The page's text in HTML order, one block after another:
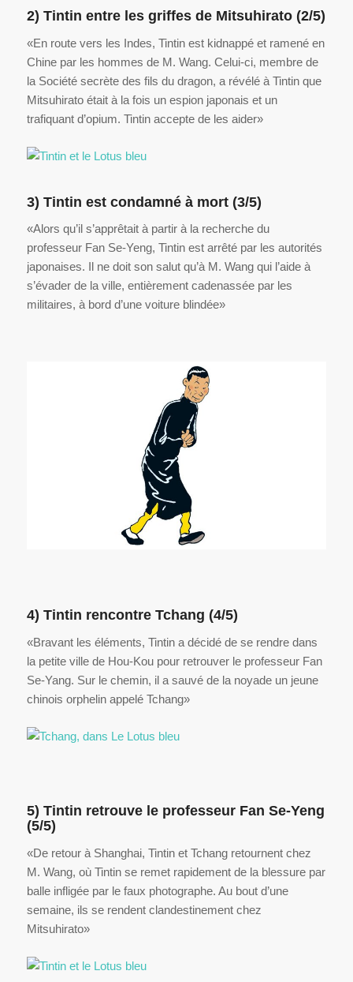
2) Tintin entre les griffes de Mitsuhirato (2/5)
«En route vers les Indes, Tintin est kidnappé et ramené en
Chine par les hommes de M. Wang. Celui-ci, membre de
la Société secrète des fils du dragon, a révélé à Tintin que
Mitsuhirato était à la fois un espion japonais et un
trafiquant d’opium. Tintin accepte de les aider»
3) Tintin est condamné à mort (3/5)
«Alors qu’il s’apprêtait à partir à la recherche du
professeur Fan Se-Yeng, Tintin est arrêté par les autorités
japonaises. Il ne doit son salut qu’à M. Wang qui l’aide à
s’évader de la ville, entièrement cadenassée par les
militaires, à bord d’une voiture blindée»
4) Tintin rencontre Tchang (4/5)
«Bravant les éléments, Tintin a décidé de se rendre dans
la petite ville de Hou-Kou pour retrouver le professeur Fan
Se-Yang. Sur le chemin, il a sauvé de la noyade un jeune
chinois orphelin appelé Tchang»
5) Tintin retrouve le professeur Fan Se-Yeng
(5/5)
«De retour à Shanghai, Tintin et Tchang retournent chez
M. Wang, où Tintin se remet rapidement de la blessure par
balle infligée par le faux photographe. Au bout d’une
semaine, ils se rendent clandestinement chez
Mitsuhirato»